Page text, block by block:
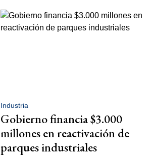
Industria
Gobierno financia $3.000
millones en reactivación de
parques industriales